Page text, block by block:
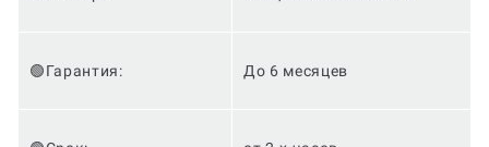
🟢Гарантия: До 6 месяцев